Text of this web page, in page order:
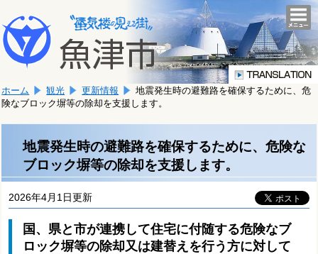
文
へ
移
ま
す。
こ
か
文
で
す。
ホーム 観光 更新情報
地震発生時の避難路を確保するために、危
険なブロック塀等の除却を支援します。
地震発生時の避難路を確保するために、危険な
ブロック塀等の除却を支援します。
2026年4月1日更新
国、県と市が連携して住宅に付随する危険なブ
ロック塀等の除却又は建替えを行う方に対して